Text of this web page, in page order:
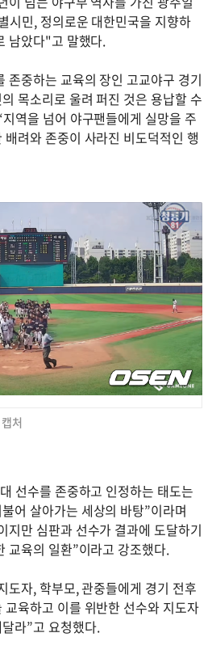
시민, 정의로운 대한민국을 지향하
남았다"고 말했다.
존중하는 교육의 장인 고교야구 경기
목소리로 울려 퍼진 것은 용납할 수
역을 넘어 야구팬들에게 실망을 주
려와 존중이 사라진 비도덕적인 행
처
선수를 존중하고 인정하는 태도는
어 살아가는 세상의 바탕”이라며
지만 심판과 선수가 결과에 도달하기
교육의 일환”이라고 강조했다.
도자, 학부모, 관중들에게 경기 전후
육하고 이를 위반한 선수와 지도자
라”고 요청했다.